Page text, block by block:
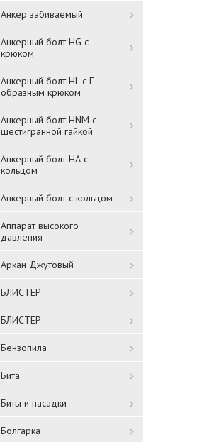
Анкер забиваемый
Анкерный болт HG с
крюком
Анкерный болт HL с Г-
образным крюком
Анкерный болт HNM с
шестигранной гайкой
Анкерный болт НА с
кольцом
Анкерный болт с кольцом
Аппарат высокого
давления
Аркан Джутовый
БЛИСТЕР
БЛИСТЕР
Бензопила
Бита
Биты и насадки
Болгарка